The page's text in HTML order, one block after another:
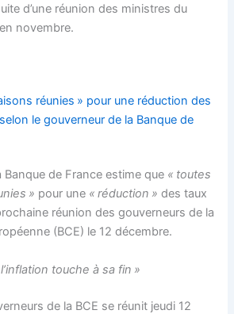
d’une réunion des ministres du
novembre.
réunies » pour une réduction des
le gouverneur de la Banque de
Banque de France estime que « toutes
» pour une « réduction » des taux
réunion des gouverneurs de la
(BCE) le 12 décembre.
touche à sa fin »
de la BCE se réunit jeudi 12